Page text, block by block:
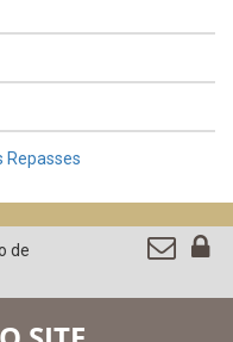
Repasses
de